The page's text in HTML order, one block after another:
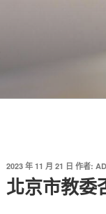
發
佈
2023 年 11 月 21 日 作者:
北京市教委